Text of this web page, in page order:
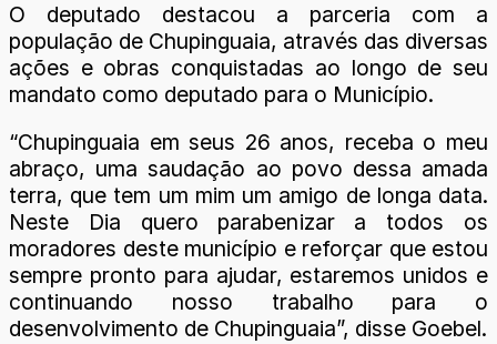
O deputado destacou a parceria com a
população de Chupinguaia, através das diversas
ações e obras conquistadas ao longo de seu
mandato como deputado para o Município.
“Chupinguaia em seus 26 anos, receba o meu
abraço, uma saudação ao povo dessa amada
terra, que tem um mim um amigo de longa data.
Neste Dia quero parabenizar a todos os
moradores deste município e reforçar que estou
sempre pronto para ajudar, estaremos unidos e
continuando nosso trabalho para o
desenvolvimento de Chupinguaia”, disse Goebel.